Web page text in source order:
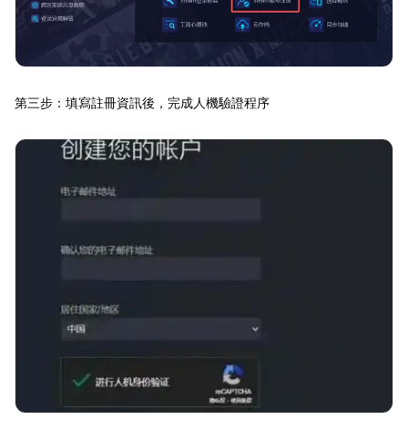
第三步：填寫註冊資訊後，完成人機驗證程序